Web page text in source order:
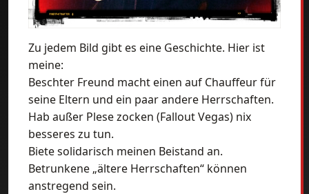
Zu jedem Bild gibt es eine Geschichte. Hier ist
meine:
Beschter Freund macht einen auf Chauffeur für
seine Eltern und ein paar andere Herrschaften.
Hab außer Plese zocken (Fallout Vegas) nix
besseres zu tun.
Biete solidarisch meinen Beistand an.
Betrunkene „ältere Herrschaften“ können
anstregend sein.